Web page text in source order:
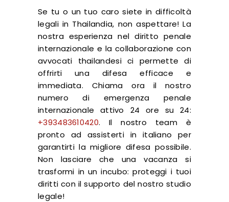
Se tu o un tuo caro siete in difficoltà
legali in Thailandia, non aspettare! La
nostra esperienza nel diritto penale
internazionale e la collaborazione con
avvocati thailandesi ci permette di
offrirti una difesa efficace e
immediata. Chiama ora il nostro
numero di emergenza penale
internazionale attivo 24 ore su 24:
+393483610420. Il nostro team è
pronto ad assisterti in italiano per
garantirti la migliore difesa possibile.
Non lasciare che una vacanza si
trasformi in un incubo: proteggi i tuoi
diritti con il supporto del nostro studio
legale!